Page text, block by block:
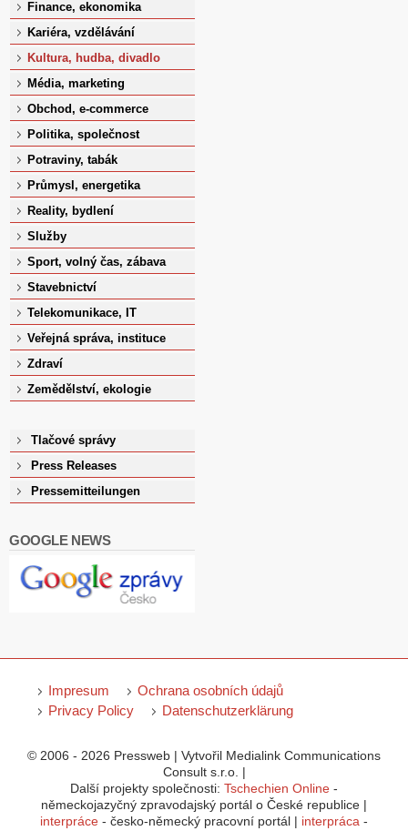
Finance, ekonomika
Kariéra, vzdělávání
Kultura, hudba, divadlo
Média, marketing
Obchod, e-commerce
Politika, společnost
Potraviny, tabák
Průmysl, energetika
Reality, bydlení
Služby
Sport, volný čas, zábava
Stavebnictví
Telekomunikace, IT
Veřejná správa, instituce
Zdraví
Zemědělství, ekologie
Tlačové správy
Press Releases
Pressemitteilungen
GOOGLE NEWS
Impresum
Ochrana osobních údajů
Privacy Policy
Datenschutzerklärung
© 2006 - 2026 Pressweb | Vytvořil Medialink Communications
Consult s.r.o. |
Další projekty společnosti: Tschechien Online -
německojazyčný zpravodajský portál o České republice |
interpráce - česko-německý pracovní portál | interpráca -